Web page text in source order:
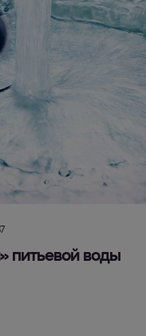
питьевой воды